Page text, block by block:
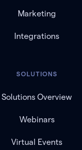
Marketing
Integrations
SOLUTIONS
Solutions Overview
Webinars
Virtual Events